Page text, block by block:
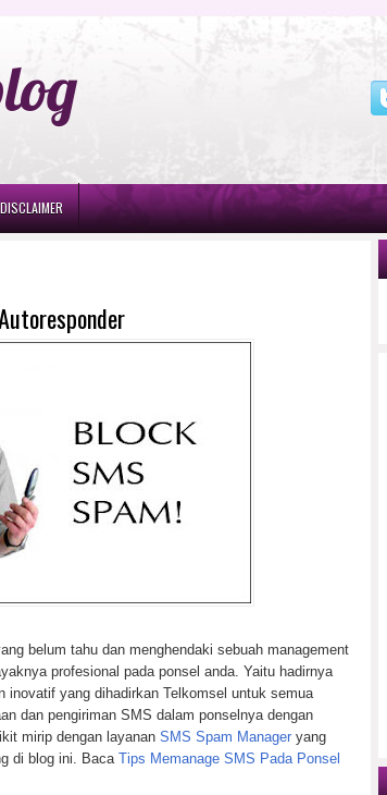
DISCLAIMER
belum tahu dan menghendaki sebuah management
profesional pada ponsel anda. Yaitu hadirnya
inovatif yang dihadirkan Telkomsel untuk semua
dan pengiriman SMS dalam ponselnya dengan
mirip dengan layanan SMS Spam Manager yang
di blog ini. Baca Tips Memanage SMS Pada Ponsel